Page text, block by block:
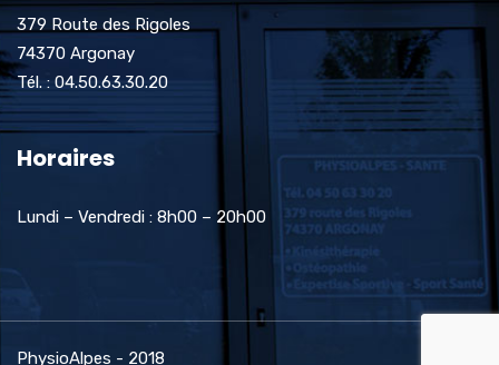
379 Route des Rigoles
74370 Argonay
Tél. : 04.50.63.30.20
Horaires
Lundi – Vendredi : 8h00 – 20h00
PhysioAlpes - 2018